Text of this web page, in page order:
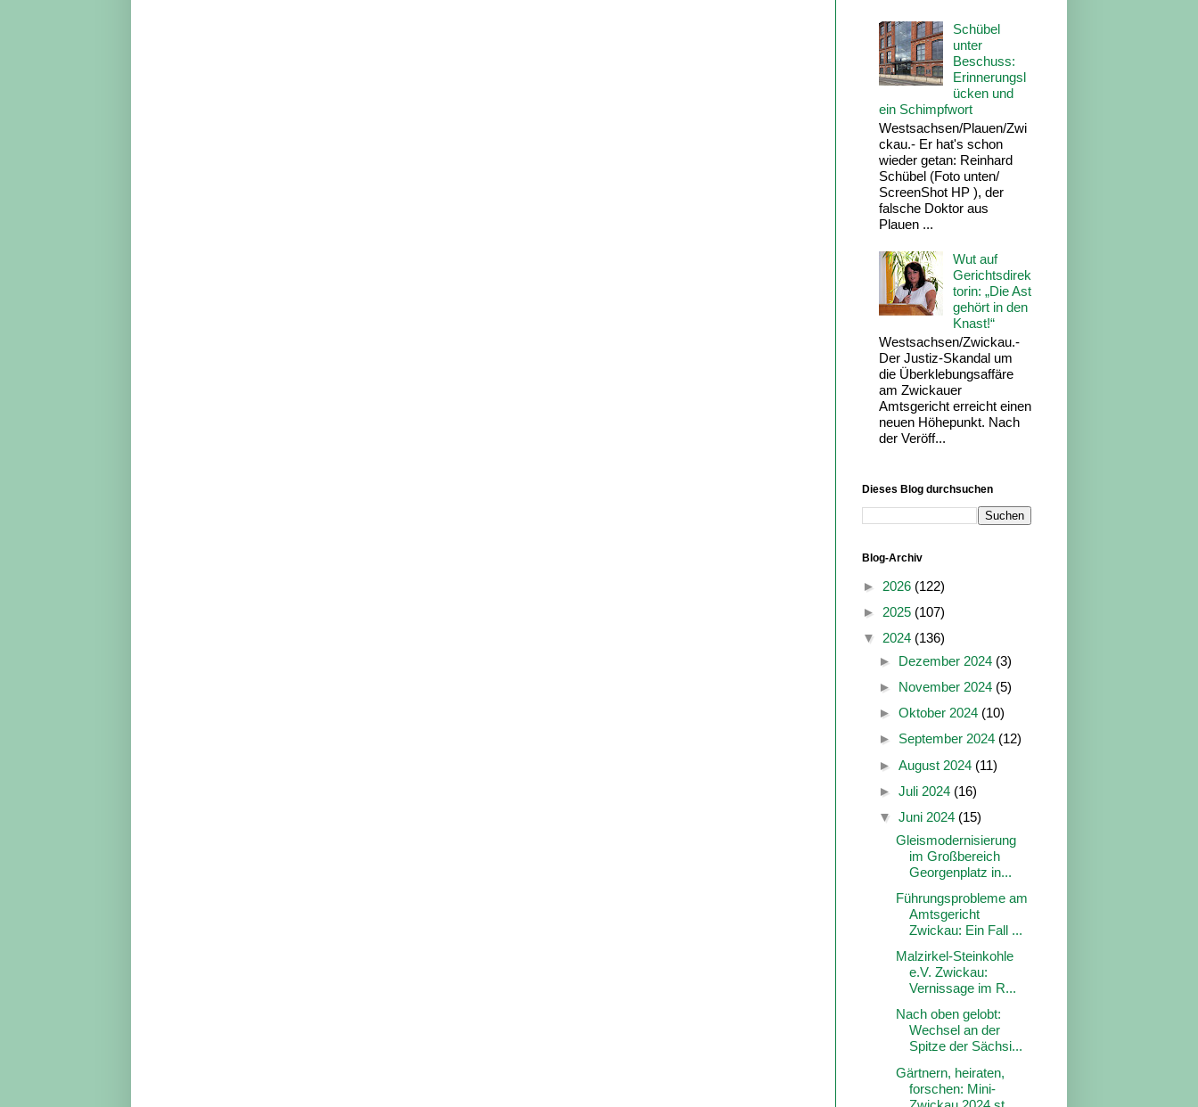
Schübel
unter
Beschuss:
Erinnerungsl
ücken und
ein Schimpfwort
Westsachsen/Plauen/Zwi
ckau.- Er hat's schon
wieder getan: Reinhard
Schübel (Foto unten/
ScreenShot HP ), der
falsche Doktor aus
Plauen ...
Wut auf
Gerichtsdirek
torin: „Die Ast
gehört in den
Knast!“
Westsachsen/Zwickau.-
Der Justiz-Skandal um
die Überklebungsaffäre
am Zwickauer
Amtsgericht erreicht einen
neuen Höhepunkt. Nach
der Veröff...
Dieses Blog durchsuchen
Blog-Archiv
► 2026 (122)
► 2025 (107)
▼ 2024 (136)
► Dezember 2024 (3)
► November 2024 (5)
► Oktober 2024 (10)
► September 2024 (12)
► August 2024 (11)
► Juli 2024 (16)
▼ Juni 2024 (15)
Gleismodernisierung
im Großbereich
Georgenplatz in...
Führungsprobleme am
Amtsgericht
Zwickau: Ein Fall ...
Malzirkel-Steinkohle
e.V. Zwickau:
Vernissage im R...
Nach oben gelobt:
Wechsel an der
Spitze der Sächsi...
Gärtnern, heiraten,
forschen: Mini-